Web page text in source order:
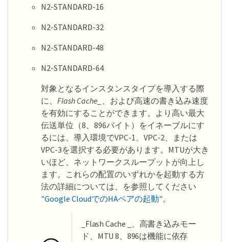
N2-STANDARD-16
N2-STANDARD-32
N2-STANDARD-48
N2-STANDARD-64
対象となるインスタンスタイプを導入する際
に、 Flash Cache_
、および高速の書き込み速度
を有効にすることができます。より高い最大
伝送単位（8、896バイト）をイネーブルにす
るには、導入環境でVPC-1、VPC-2、または
VPC-3を選択する必要があります。MTUが大き
いほど、ネットワークスループットが向上し
ます。これらの配置のいずれかを起動する方
法の詳細については、を参照してください
"Google CloudでのHAペアの起動"。
_Flash Cache _、高書き込みモー
ド、MTU 8、896は機能に依存